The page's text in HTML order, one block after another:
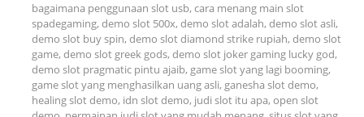
bagaimana penggunaan slot usb,cara menang main slot
spadegaming,demo slot 500x,demo slot adalah,demo slot asli,
demo slot buy spin,demo slot diamond strike rupiah,demo slot
game,demo slot greek gods,demo slot joker gaming lucky god,
demo slot pragmatic pintu ajaib, game slot yang lagi booming,
game slot yang menghasilkan uang asli, ganesha slot demo,
healing slot demo, idn slot demo, judi slot itu apa,open slot